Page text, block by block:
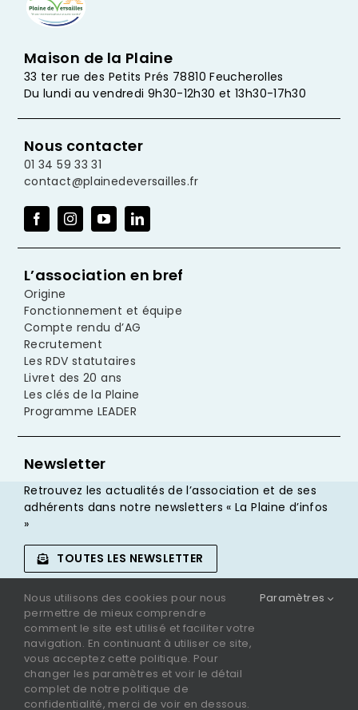
Maison de la Plaine
33 ter rue des Petits Prés 78810 Feucherolles
Du lundi au vendredi 9h30-12h30 et 13h30-17h30
Nous contacter
01 34 59 33 31
contact@plainedeversailles.fr
L’association en bref
Origine
Fonctionnement et équipe
Compte rendu d’AG
Recrutement
Les RDV statutaires
Livret des 20 ans
Les clés de la Plaine
Programme LEADER
Newsletter
Retrouvez les actualités de l’association et de ses
adhérents dans notre newsletters « La Plaine d’infos
»
TOUTES LES NEWSLETTER
JE M’INSCRIS
Crédits
Nous utilisons des cookies pour nous
permettre de mieux comprendre
comment le site est utilisé et faciliter votre
navigation. En continuant à utiliser ce site,
vous acceptez cette politique. Pour
changer les paramètres et voir le détail
complet de notre politique de
confidentialité, merci de voir en dessous.
Paramètres